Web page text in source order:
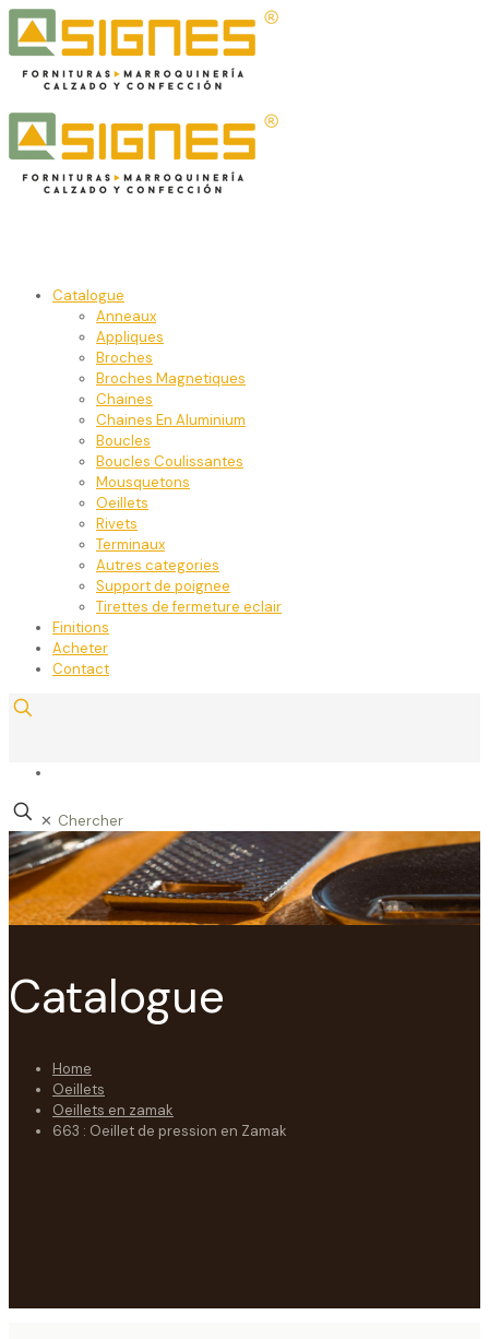
Catalogue
Anneaux
Appliques
Broches
Broches Magnetiques
Chaines
Chaines En Aluminium
Boucles
Boucles Coulissantes
Mousquetons
Oeillets
Rivets
Terminaux
Autres categories
Support de poignee
Tirettes de fermeture eclair
Finitions
Acheter
Contact
✕
Catalogue
Home
Oeillets
Oeillets en zamak
663 : Oeillet de pression en Zamak